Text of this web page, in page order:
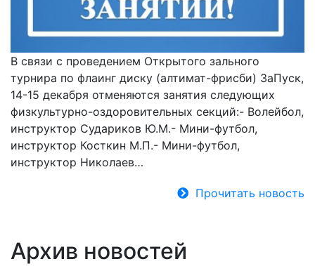
В связи с проведением Открытого зального
турнира по флаинг диску (алтимат-фрисби) ЗаПуск,
14-15 декабря отменяются занятия следующих
физкультурно-оздоровительных секций:- Волейбол,
инструктор Судариков Ю.М.- Мини-футбол,
инструктор Косткин М.П.- Мини-футбол,
инструктор Николаев…
Прочитать новость
Архив новостей